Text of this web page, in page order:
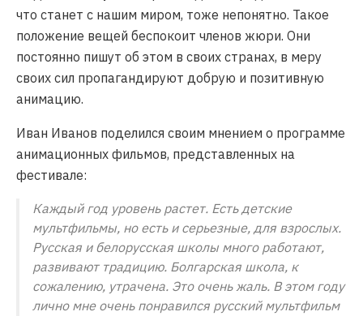
что станет с нашим миром, тоже непонятно. Такое
положение вещей беспокоит членов жюри. Они
постоянно пишут об этом в своих странах, в меру
своих сил пропагандируют добрую и позитивную
анимацию.
Иван Иванов поделился своим мнением о программе
анимационных фильмов, представленных на
фестивале:
Каждый год уровень растет. Есть детские
мультфильмы, но есть и серьезные, для взрослых.
Русская и белорусская школы много работают,
развивают традицию. Болгарская школа, к
сожалению, утрачена. Это очень жаль. В этом году
лично мне очень понравился русский мультфильм